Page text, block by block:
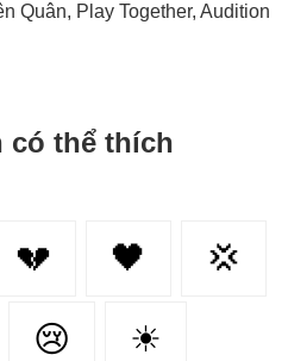
Quân, Play Together, Audition
có thể thích
💔 🖤 💢
😢 ☀